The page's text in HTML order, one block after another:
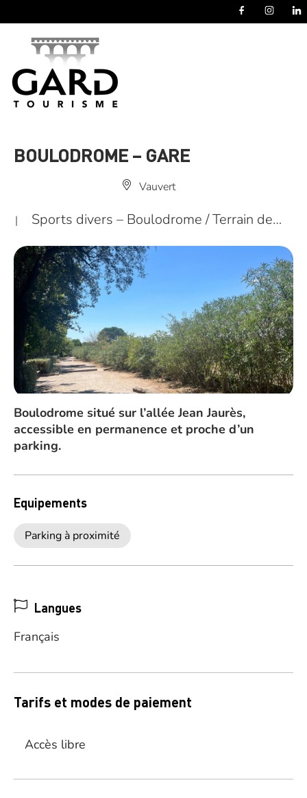
BOULODROME – GARE
Vauvert
| Sports divers – Boulodrome / Terrain de…
Boulodrome situé sur l’allée Jean Jaurès,
accessible en permanence et proche d’un
parking.
Equipements
Parking à proximité
Langues
Français
Tarifs et modes de paiement
Accès libre